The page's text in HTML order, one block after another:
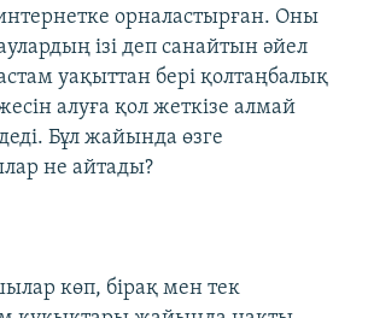
орналастырған. Оны
ізі деп санайтын әйел
уақыттан бері қолтаңбалық
алуға қол жеткізе алмай
Бұл жайында өзге
не айтады?
көп, бірақ мен тек